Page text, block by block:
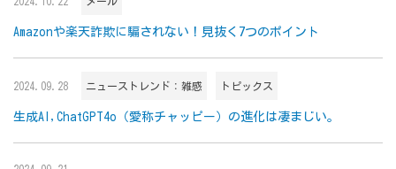
Amazonや楽天詐欺に騙されない！見抜く7つのポイント
2024.09.28 ニューストレンド：雑感 トピックス
生成AI,ChatGPT4o（愛称チャッピー）の進化は凄まじい。